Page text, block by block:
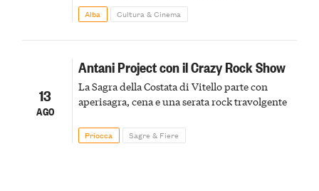
Alba Cultura & Cinema
13
AGO
Antani Project con il Crazy Rock Show
La Sagra della Costata di Vitello parte con
aperisagra, cena e una serata rock travolgente
Priocca Sagre & Fiere